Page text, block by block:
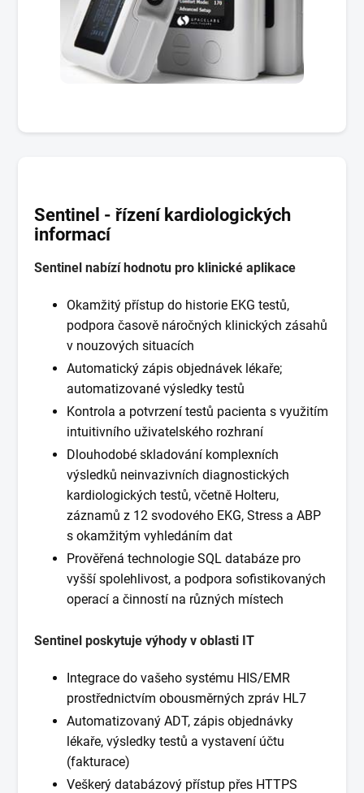
Sentinel - řízení kardiologických
informací
Sentinel nabízí hodnotu pro klinické aplikace
Okamžitý přístup do historie EKG testů,
podpora časově náročných klinických zásahů
v nouzových situacích
Automatický zápis objednávek lékaře;
automatizované výsledky testů
Kontrola a potvrzení testů pacienta s využitím
intuitivního uživatelského rozhraní
Dlouhodobé skladování komplexních
výsledků neinvazivních diagnostických
kardiologických testů, včetně Holteru,
záznamů z 12 svodového EKG, Stress a ABP
s okamžitým vyhledáním dat
Prověřená technologie SQL databáze pro
vyšší spolehlivost, a podpora sofistikovaných
operací a činností na různých místech
Sentinel poskytuje výhody v oblasti IT
Integrace do vašeho systému HIS/EMR
prostřednictvím obousměrných zpráv HL7
Automatizovaný ADT, zápis objednávky
lékaře, výsledky testů a vystavení účtu
(fakturace)
Veškerý databázový přístup přes HTTPS